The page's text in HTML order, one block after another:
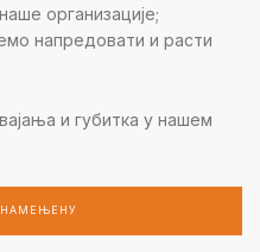
организације;
напредовати и расти
и губитка у нашем
НАМЕЊЕНУ